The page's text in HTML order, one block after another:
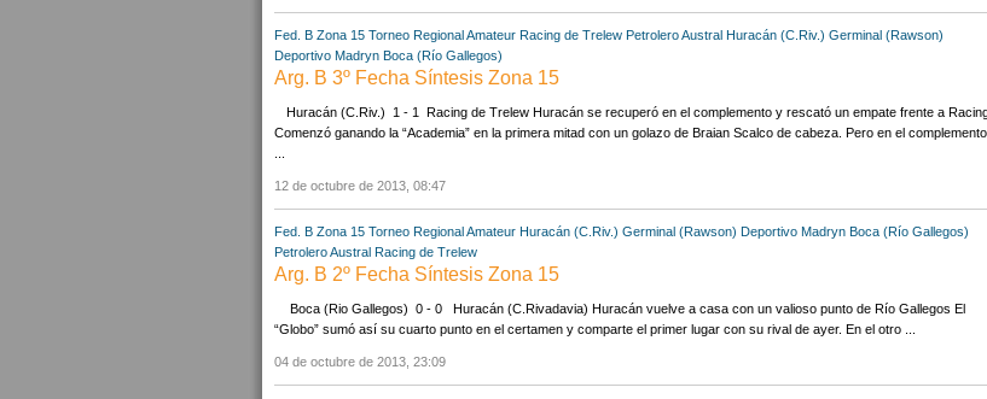
Fed. B Zona 15 Torneo Regional Amateur Racing de Trelew Petrolero Austral Huracán (C.Riv.) Germinal (Rawson)
Deportivo Madryn Boca (Río Gallegos)
Arg. B 3º Fecha Síntesis Zona 15
Huracán (C.Riv.) 1 - 1 Racing de Trelew Huracán se recuperó en el complemento y rescató un empate frente a
Comenzó ganando la “Academia” en la primera mitad con un golazo de Braian Scalco de cabeza. Pero en el complemento,
12 de octubre de 2013, 08:47
Fed. B Zona 15 Torneo Regional Amateur Huracán (C.Riv.) Germinal (Rawson) Deportivo Madryn Boca (Río Gallegos)
Petrolero Austral Racing de Trelew
Arg. B 2º Fecha Síntesis Zona 15
Boca (Rio Gallegos) 0 - 0 Huracán (C.Rivadavia) Huracán vuelve a casa con un valioso punto de Río Gallegos El
“Globo” sumó así su cuarto punto en el certamen y comparte el primer lugar con su rival de ayer. En el otro ...
04 de octubre de 2013, 23:09